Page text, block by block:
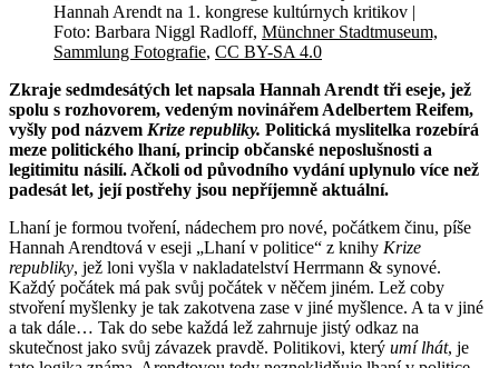
Hannah Arendt na 1. kongrese kultúrnych kritikov |
Foto: Barbara Niggl Radloff, Münchner Stadtmuseum,
Sammlung Fotografie, CC BY-SA 4.0
Zkraje sedmdesátých let napsala Hannah Arendt tři eseje, jež
spolu s rozhovorem, vedeným novinářem Adelbertem Reifem,
vyšly pod názvem Krize republiky. Politická myslitelka rozebírá
meze politického lhaní, princip občanské neposlušnosti a
legitimitu násilí. Ačkoli od původního vydání uplynulo více než
padesát let, její postřehy jsou nepříjemně aktuální.
Lhaní je formou tvoření, nádechem pro nové, počátkem činu, píše
Hannah Arendtová v eseji „Lhaní v politice“ z knihy Krize
republiky, jež loni vyšla v nakladatelství Herrmann & synové.
Každý počátek má pak svůj počátek v něčem jiném. Lež coby
stvoření myšlenky je tak zakotvena zase v jiné myšlence. A ta v jiné
a tak dále… Tak do sebe každá lež zahrnuje jistý odkaz na
skutečnost jako svůj závazek pravdě. Politikovi, který umí lhát, je